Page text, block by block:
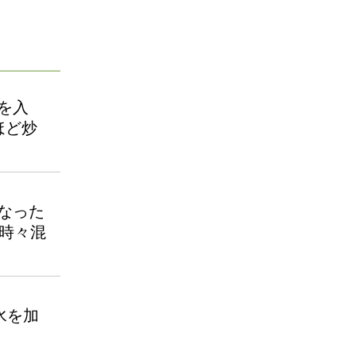
入
ど炒
った
々混
を加